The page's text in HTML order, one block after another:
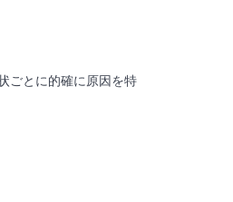
ごとに的確に原因を特